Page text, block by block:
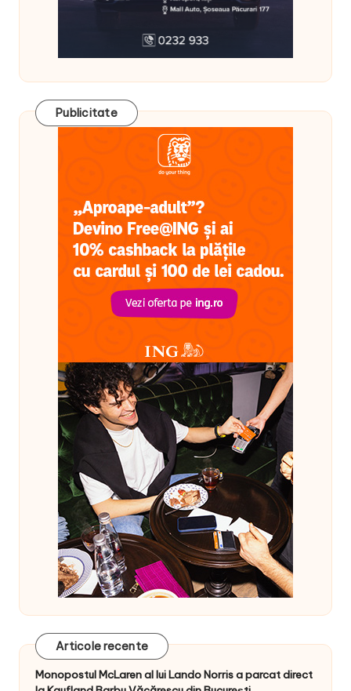
Publicitate
Articole recente
Monopostul McLaren al lui Lando Norris a parcat direct